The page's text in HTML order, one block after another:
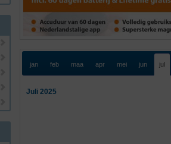
jan feb maa apr mei jun jul
Juli 2025